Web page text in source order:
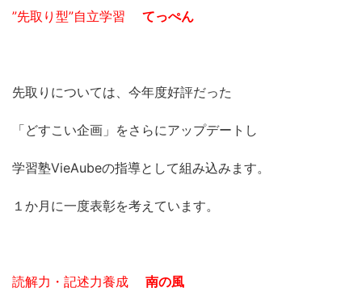
”先取り型”自立学習 てっぺん
先取りについては、今年度好評だった
「どすこい企画」をさらにアップデートし
学習塾VieAubeの指導として組み込みます。
１か月に一度表彰を考えています。
読解力・記述力養成 南の風